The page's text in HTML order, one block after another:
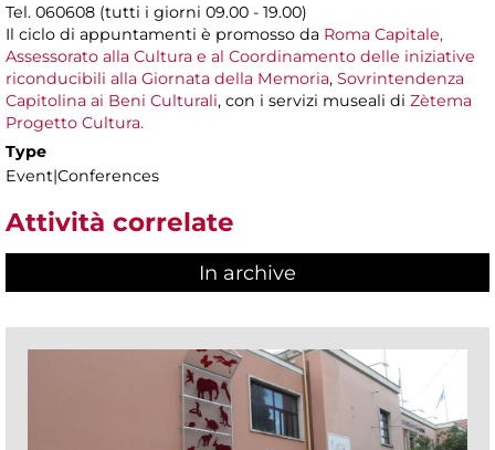
Tel. 060608 (tutti i giorni 09.00 - 19.00)
Il ciclo di appuntamenti è promosso da Roma Capitale,
Assessorato alla Cultura e al Coordinamento delle iniziative
riconducibili alla Giornata della Memoria, Sovrintendenza
Capitolina ai Beni Culturali, con i servizi museali di Zètema
Progetto Cultura.
Type
Event|Conferences
Attività correlate
In archive